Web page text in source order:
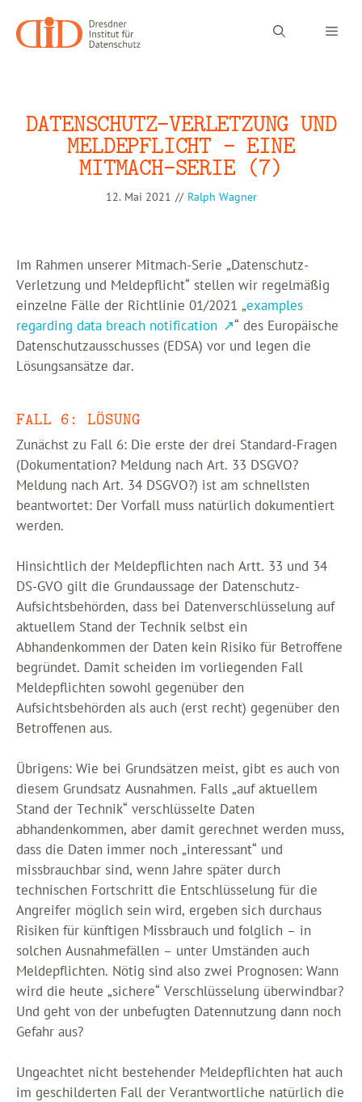
Inhalt
springen
DATENSCHUTZ-VERLETZUNG UND
MELDEPFLICHT – EINE
MITMACH-SERIE (7)
12. Mai 2021 // Ralph Wagner
Im Rahmen unserer Mitmach-Serie „Datenschutz-
Verletzung und Meldepflicht“ stellen wir regelmäßig
einzelne Fälle der Richtlinie 01/2021 „examples
regarding data breach notification
“ des Europäische
Datenschutzausschusses (EDSA) vor und legen die
Lösungsansätze dar.
FALL 6: LÖSUNG
Zunächst zu Fall 6: Die erste der drei Standard-Fragen
(Dokumentation? Meldung nach Art. 33 DSGVO?
Meldung nach Art. 34 DSGVO?) ist am schnellsten
beantwortet: Der Vorfall muss natürlich dokumentiert
werden.
Hinsichtlich der Meldepflichten nach Artt. 33 und 34
DS-GVO gilt die Grundaussage der Datenschutz-
Aufsichtsbehörden, dass bei Datenverschlüsselung auf
aktuellem Stand der Technik selbst ein
Abhandenkommen der Daten kein Risiko für Betroffene
begründet. Damit scheiden im vorliegenden Fall
Meldepflichten sowohl gegenüber den
Aufsichtsbehörden als auch (erst recht) gegenüber den
Betroffenen aus.
Übrigens: Wie bei Grundsätzen meist, gibt es auch von
diesem Grundsatz Ausnahmen. Falls „auf aktuellem
Stand der Technik“ verschlüsselte Daten
abhandenkommen, aber damit gerechnet werden muss,
dass die Daten immer noch „interessant“ und
missbrauchbar sind, wenn Jahre später durch
technischen Fortschritt die Entschlüsselung für die
Angreifer möglich sein wird, ergeben sich durchaus
Risiken für künftigen Missbrauch und folglich – in
solchen Ausnahmefällen – unter Umständen auch
Meldepflichten. Nötig sind also zwei Prognosen: Wann
wird die heute „sichere“ Verschlüsselung überwindbar?
Und geht von der unbefugten Datennutzung dann noch
Gefahr aus?
Ungeachtet nicht bestehender Meldepflichten hat auch
im geschilderten Fall der Verantwortliche natürlich die